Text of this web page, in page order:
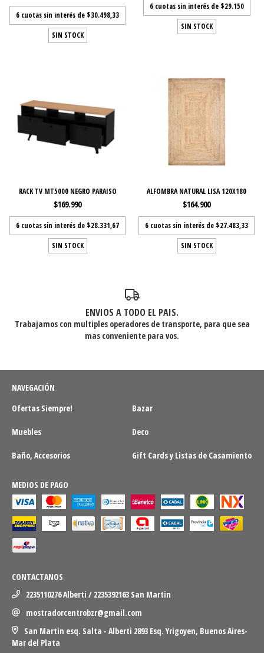
6 cuotas sin interés de $30.498,33
SIN STOCK
6 cuotas sin interés de $29.150
SIN STOCK
RACK TV MT5000 NEGRO PARAISO
$169.990
6 cuotas sin interés de $28.331,67
SIN STOCK
ALFOMBRA NATURAL LISA 120X180
$164.900
6 cuotas sin interés de $27.483,33
SIN STOCK
ENVIOS A TODO EL PAIS.
Trabajamos con multiples operadores de transporte, para que sea
mas conveniente para vos.
NAVEGACIÓN
Ofertas Siempre!
Bazar
Muebles Deco
Baño, Accesorios Gift Cards y Listas de Casamiento
MEDIOS DE PAGO
CONTACTANOS
2235110276 Alberti / 2235392163 San Martin
mostradorcentrobzr@gmail.com
San Martin esq. Salta - Alberti 2893 Esq. Yrigoyen, Buenos Aires-
Mar del Plata